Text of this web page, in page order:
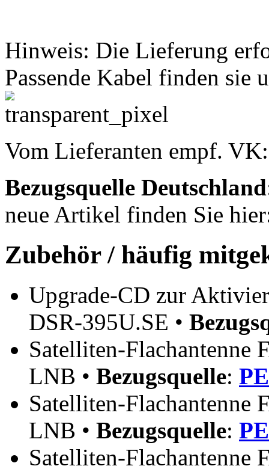
Hinweis: Die Lieferung
Passende Kabel finden sie
Vom Lieferanten empf.
Bezugsquelle Deutschland
neue Artikel finden Sie
Zubehör / häufig
Upgrade-CD zur
DSR-395U.SE •
Satelliten-Flachantenne
LNB • Bezugsquelle:
Satelliten-Flachantenne
LNB • Bezugsquelle:
Satelliten-